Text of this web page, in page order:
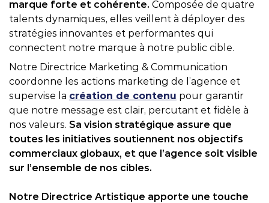
marque forte et cohérente. Composée de quatre
talents dynamiques, elles veillent à déployer des
stratégies innovantes et performantes qui
connectent notre marque à notre public cible.
Notre Directrice Marketing & Communication
coordonne les actions marketing de l’agence et
supervise la création de contenu pour garantir
que notre message est clair, percutant et fidèle à
nos valeurs. Sa vision stratégique assure que
toutes les initiatives soutiennent nos objectifs
commerciaux globaux, et que l’agence soit visible
sur l’ensemble de nos cibles.
Notre Directrice Artistique apporte une touche